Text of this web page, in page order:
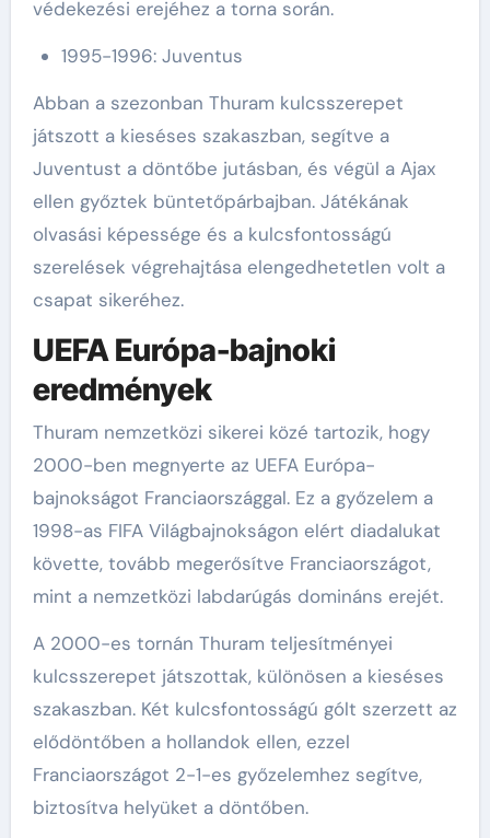
védekezési erejéhez a torna során.
1995-1996: Juventus
Abban a szezonban Thuram kulcsszerepet
játszott a kieséses szakaszban, segítve a
Juventust a döntőbe jutásban, és végül a Ajax
ellen győztek büntetőpárbajban. Játékának
olvasási képessége és a kulcsfontosságú
szerelések végrehajtása elengedhetetlen volt a
csapat sikeréhez.
UEFA Európa-bajnoki
eredmények
Thuram nemzetközi sikerei közé tartozik, hogy
2000-ben megnyerte az UEFA Európa-
bajnokságot Franciaországgal. Ez a győzelem a
1998-as FIFA Világbajnokságon elért diadalukat
követte, tovább megerősítve Franciaországot,
mint a nemzetközi labdarúgás domináns erejét.
A 2000-es tornán Thuram teljesítményei
kulcsszerepet játszottak, különösen a kieséses
szakaszban. Két kulcsfontosságú gólt szerzett az
elődöntőben a hollandok ellen, ezzel
Franciaországot 2-1-es győzelemhez segítve,
biztosítva helyüket a döntőben.